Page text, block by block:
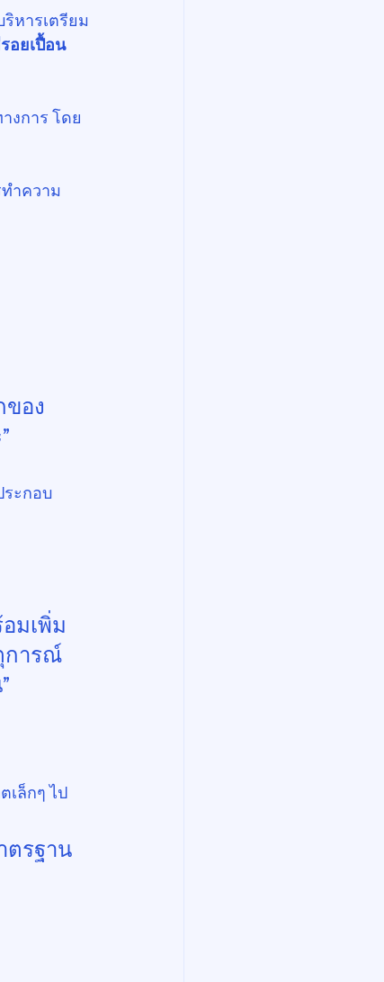
หารเตรียม
อยเปื้อน
งการ โดย
ำความ
ของ
ะกอบ
มเพิ่ม
การณ์
เล็กๆ ไป
ตรฐาน